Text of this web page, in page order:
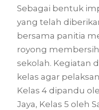
Sebagai bentuk
yang telah
bersama panitia
royong
sekolah. Kegiatan
kelas agar
Kelas 4 dipandu
Jaya, Kelas 5 oleh